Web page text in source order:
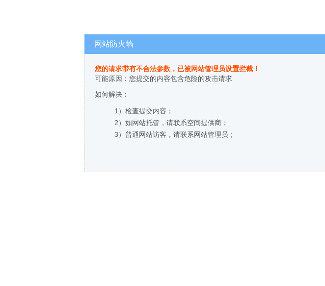
网站防火墙
您的请求带有不合法参数，已被网站管理员设置拦截！
可能原因：您提交的内容包含危险的攻击请求
如何解决：
1）检查提交内容；
2）如网站托管，请联系空间提供商；
3）普通网站访客，请联系网站管理员；